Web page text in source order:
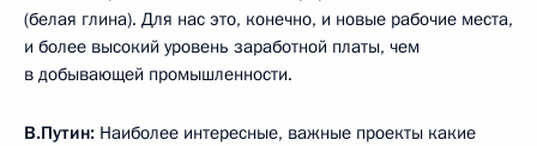
(белая глина). Для нас это, конечно, и новые рабочие места,
и более высокий уровень заработной платы, чем
в добывающей промышленности.
В.Путин: Наиболее интересные, важные проекты какие